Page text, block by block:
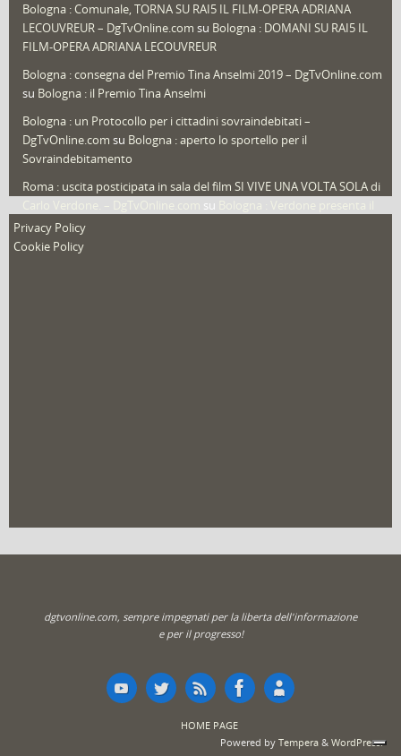
That's Bologna Magazine(25)
Video (archivio) (263)
Bologna : Comunale, TORNA SU RAI5 IL FILM-OPERA ADRIANA
LECOUVREUR – DgTvOnline.com su Bologna : DOMANI SU RAI5 IL
FILM-OPERA ADRIANA LECOUVREUR
Bologna : consegna del Premio Tina Anselmi 2019 – DgTvOnline.com
su Bologna : il Premio Tina Anselmi
Bologna : un Protocollo per i cittadini sovraindebitati –
DgTvOnline.com su Bologna : aperto lo sportello per il
Sovraindebitamento
Roma : uscita posticipata in sala del film SI VIVE UNA VOLTA SOLA di
su
nuovo film
Privacy Policy
Cookie Policy
dgtvonline.com, sempre impegnati per la liberta dell'informazione
e per il progresso!
HOME PAGE
Powered by Tempera & WordPress.